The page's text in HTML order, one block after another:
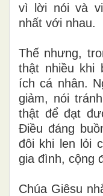
vì lời nói và
nhất với nhau.
Thế nhưng,
thật nhiều khi
ích cá nhân.
giảm, nói
thật để đạt
Điều đáng
đôi khi len lỏi
gia đình, cộng
Chúa Giêsu